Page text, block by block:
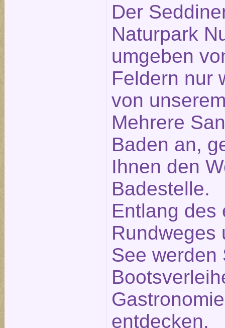
Der
Naturpark
umgeben
Feldern nur
von
Mehrere
Baden an,
Ihnen den
Badestelle.
Entlang des
Rundweges
See werden
entdecken.